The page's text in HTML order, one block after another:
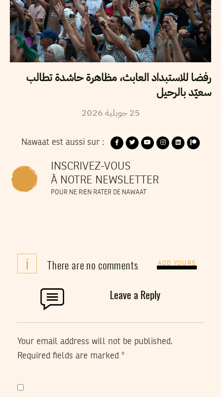
رفضا للاستبداد العابث، مظاهرة حاشدة تطالب
سعيّد بالرحيل
25 جويلية2026
Nawaat est aussi sur :
INSCRIVEZ-VOUS
À NOTRE NEWSLETTER
POUR NE RIEN RATER DE NAWAAT
i There are no comments ADD YOURS
Leave a Reply
Your email address will not be published.
Required fields are marked *